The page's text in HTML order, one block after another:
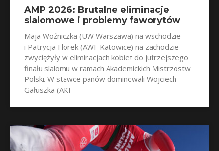
AMP 2026: Brutalne eliminacje
slalomowe i problemy faworytów
Maja Woźniczka (UW Warszawa) na wschodzie
i Patrycja Florek (AWF Katowice) na zachodzie
zwyciężyły w eliminacjach kobiet do jutrzejszego
finału slalomu w ramach Akademickich Mistrzostw
Polski. W stawce panów dominowali Wojciech
Gałuszka (AKF